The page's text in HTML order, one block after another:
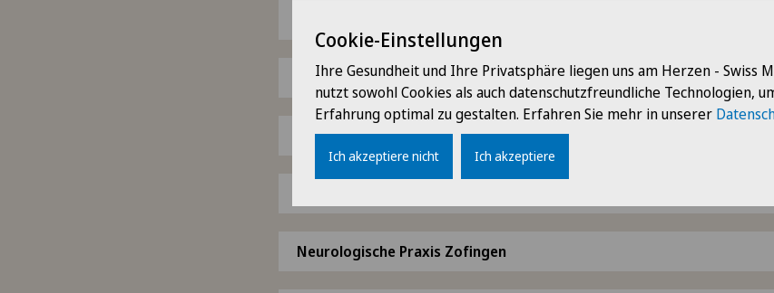
Lindenapotheke Zofingen
marcosteffen - Zentrum für technische Orthopädie
Neurologische Praxis Zofingen
Cookie-Einstellungen
Ihre Gesundheit und Ihre Privatsphäre liegen uns am Herzen - Swiss
nutzt sowohl Cookies als auch datenschutzfreundliche Technologien,
Erfahrung optimal zu gestalten. Erfahren Sie mehr in unserer
Ich akzeptiere nicht Ich akzeptiere